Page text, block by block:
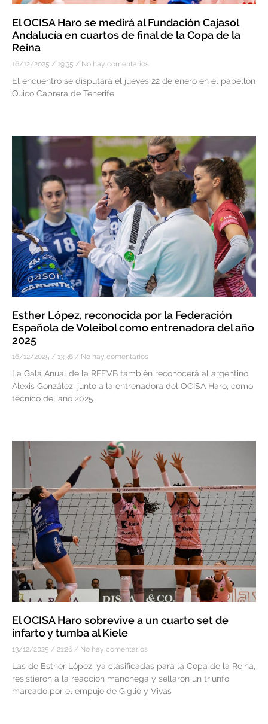
El OCISA Haro se medirá al Fundación Cajasol
Andalucía en cuartos de final de la Copa de la
Reina
16/12/2025 19:35 No hay comentarios
El encuentro se disputará el jueves 22 de enero en el pabellón
Quico Cabrera de Tenerife
Esther López, reconocida por la Federación
Española de Voleibol como entrenadora del año
2025
16/12/2025 13:36 No hay comentarios
La Gala Anual de la RFEVB también reconocerá al argentino
Alexis González, junto a la entrenadora del OCISA Haro, como
técnico del año 2025
El OCISA Haro sobrevive a un cuarto set de
infarto y tumba al Kiele
13/12/2025 21:26 No hay comentarios
Las de Esther López, ya clasificadas para la Copa de la Reina,
resistieron a la reacción manchega y sellaron un triunfo
marcado por el empuje de Giglio y Vivas